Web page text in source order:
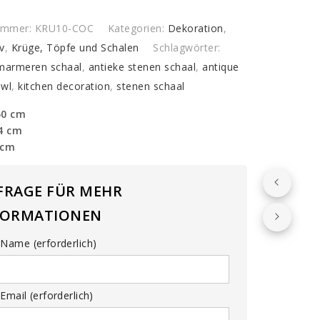
KRU10-COC Kategorien: Dekoration,
, Krüge, Töpfe und Schalen
Schlagwörter:
schaal, antieke stenen schaal,antique
,kitchen decoration, stenen schaal
cm
cm
FÜR MEHR
(erforderlich)
(erforderlich)